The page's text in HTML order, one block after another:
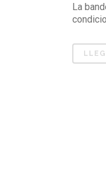
La